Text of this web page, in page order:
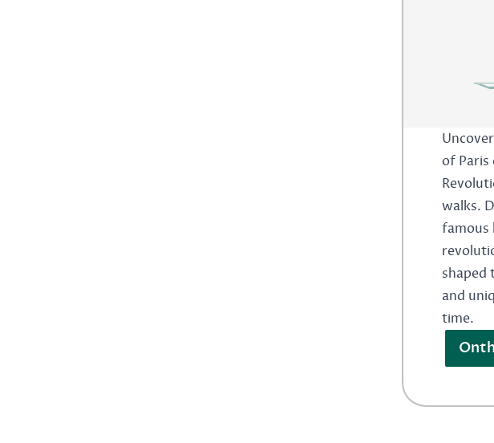
of Paris
walks.
famous
shaped
and
time.